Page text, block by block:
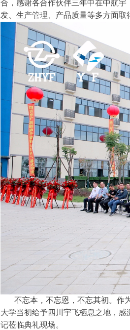
合，感谢各合作伙伴三年中在中航
发、生产管理、产品质量等多方面取
不忘本，不忘恩，不忘其初。作
大学当初给予四川宇飞栖息之地，
记莅临典礼现场。